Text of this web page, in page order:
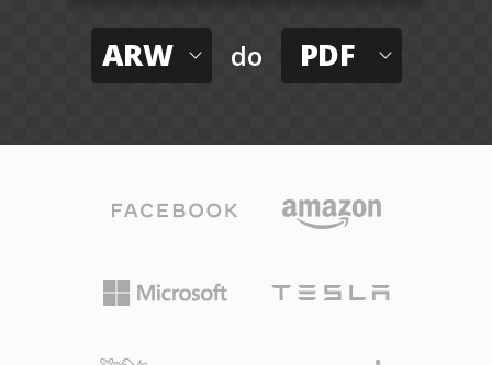
ARW do PDF